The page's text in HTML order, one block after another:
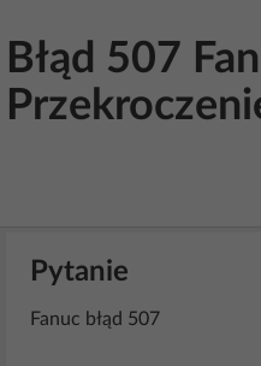
Błąd 507
Pytanie
Fanuc błąd 507